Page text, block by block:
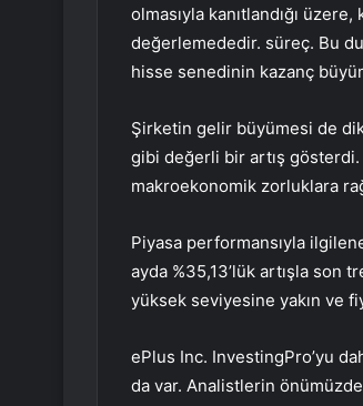
olmasıyla kanıtlandığı
değerlemededir. süreç. Bu
hisse senedinin kazanç
Şirketin gelir büyümesi de
gibi değerli bir artış gösterdi.
makroekonomik zorluklara
Piyasa performansıyla
ayda %35,13’lük artışla son
yüksek seviyesine yakın ve
ePlus Inc. InvestingPro’yu
da var. Analistlerin